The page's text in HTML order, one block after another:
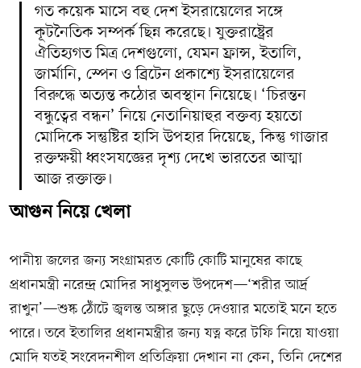
গত কয়েক মাসে বহু দেশ ইসরায়েলের সঙ্গে
কূটনৈতিক সম্পর্ক ছিন্ন করেছে। যুক্তরাষ্ট্রের
ঐতিহ্যগত মিত্র দেশগুলো, যেমন ফ্রান্স, ইতালি,
জার্মানি, স্পেন ও ব্রিটেন প্রকাশ্যে ইসরায়েলের
বিরুদ্ধে অত্যন্ত কঠোর অবস্থান নিয়েছে। ‘চিরন্তন
বন্ধুত্বের বন্ধন’ নিয়ে নেতানিয়াহুর বক্তব্য হয়তো
মোদিকে সন্তুষ্টির হাসি উপহার দিয়েছে, কিন্তু গাজার
রক্তক্ষয়ী ধ্বংসযজ্ঞের দৃশ্য দেখে ভারতের আত্মা
আজ রক্তাক্ত।
আগুন নিয়ে খেলা
পানীয় জলের জন্য সংগ্রামরত কোটি কোটি মানুষের কাছে
প্রধানমন্ত্রী নরেন্দ্র মোদির সাধুসুলভ উপদেশ—‘শরীর আর্দ্র
রাখুন’—শুষ্ক ঠোঁটে জ্বলন্ত অঙ্গার ছুড়ে দেওয়ার মতোই মনে হতে
পারে। তবে ইতালির প্রধানমন্ত্রীর জন্য যত্ন করে টফি নিয়ে যাওয়া
মোদি যতই সংবেদনশীল প্রতিক্রিয়া দেখান না কেন, তিনি দেশের